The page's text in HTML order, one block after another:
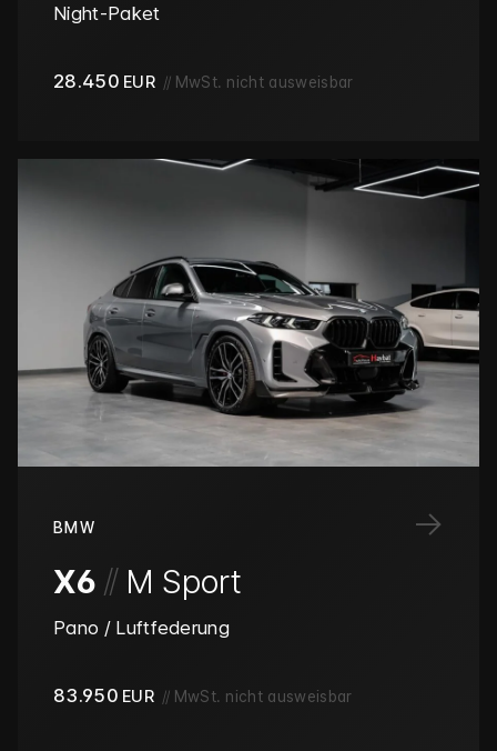
Night-Paket
28.450 EUR // MwSt. nicht ausweisbar
→
BMW
X6 // M Sport
Pano / Luftfederung
83.950 EUR // MwSt. nicht ausweisbar